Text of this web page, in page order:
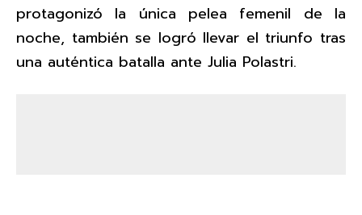
protagonizó la única pelea femenil de la
noche, también se logró llevar el triunfo tras
una auténtica batalla ante Julia Polastri.